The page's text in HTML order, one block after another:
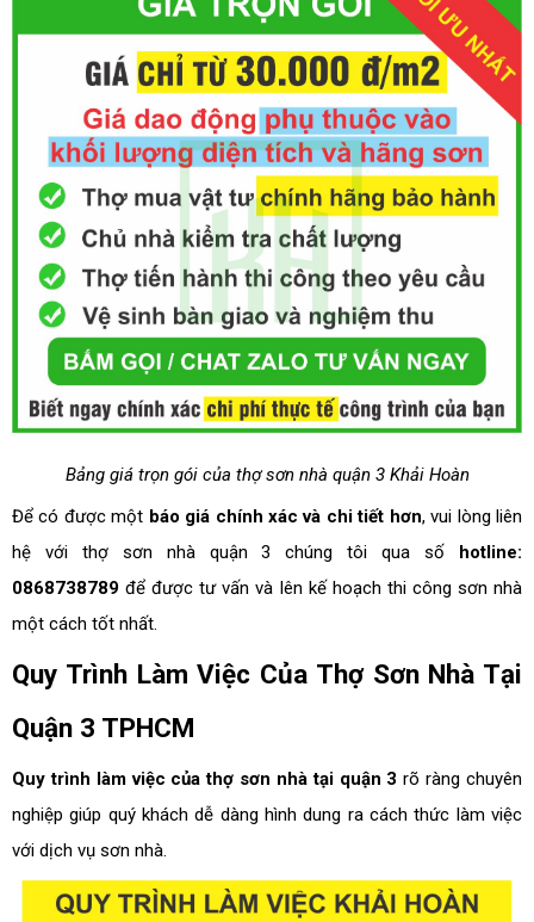
Bảng giá trọn gói của thợ sơn nhà quận 3 Khải Hoàn
Để có được một báo giá chính xác và chi tiết hơn, vui lòng liên
hệ với thợ sơn nhà quận 3 chúng tôi qua số hotline:
0868738789 để được tư vấn và lên kế hoạch thi công sơn nhà
một cách tốt nhất.
Quy Trình Làm Việc Của Thợ Sơn Nhà Tại
Quận 3 TPHCM
Quy trình làm việc của thợ sơn nhà tại quận 3 rõ ràng chuyên
nghiệp giúp quý khách dễ dàng hình dung ra cách thức làm việc
với dịch vụ sơn nhà.